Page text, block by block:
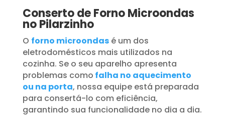
Conserto de Forno Microondas
no Pilarzinho
O forno microondasé um dos
eletrodomésticos mais utilizados na
cozinha. Se o seu aparelho apresenta
problemas como falha no aquecimento
ou na porta, nossa equipe está preparada
para consertá-lo com eficiência,
garantindo sua funcionalidade no dia a dia.